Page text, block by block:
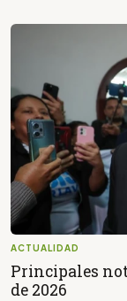
ACTUALIDAD
Principales
de 2026